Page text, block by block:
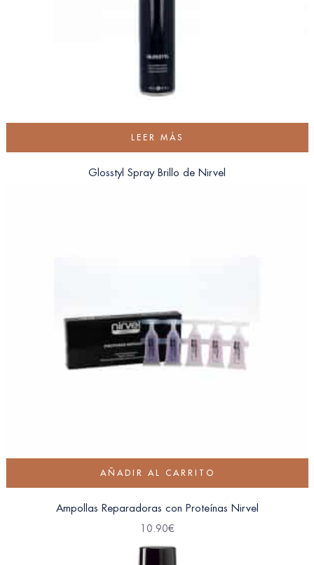
LEER MÁS
Glosstyl Spray Brillo de Nirvel
AÑADIR AL CARRITO
Ampollas Reparadoras con Proteínas Nirvel
10.90€